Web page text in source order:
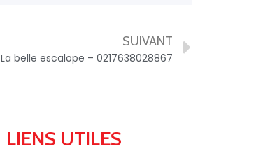
SUIVANT
La belle escalope – 0217638028867
LIENS UTILES